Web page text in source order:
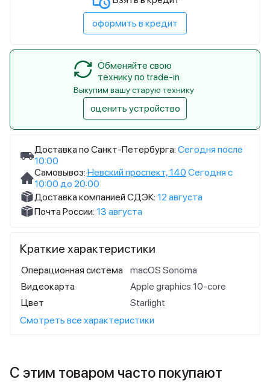
Доставка по Санкт-Петербурга: Сегодня после
10:00
Самовывоз: Невский проспект, 140 Сегодня с
10:00 до 20:00
Доставка компанией СДЭК: 12 августа
Почта России: 13 августа
Краткие характеристики
Операционная система
macOS Sonoma
Видеокарта
Apple graphics 10-core
Цвет
Starlight
Смотреть все характеристики
оформить в кредит
Обменяйте свою
технику по trade-in
Выкупим вашу старую технику
оценить устройство
С этим товаром часто покупают